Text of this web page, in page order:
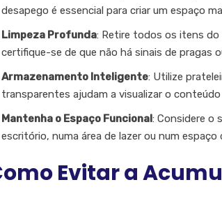
desapego é essencial para criar um espaço
Limpeza Profunda: Retire todos os itens do
certifique-se de que não há sinais de pragas
Armazenamento Inteligente: Utilize
transparentes ajudam a visualizar o
Mantenha o Espaço Funcional: Considere o
escritório, numa área de lazer ou num
Evitar a